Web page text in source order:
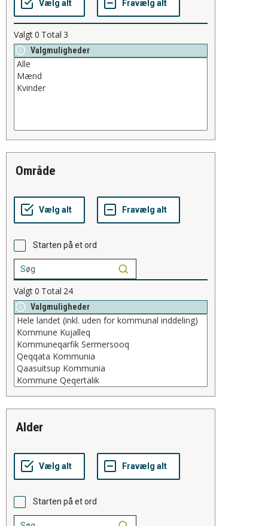
Valgt0 Total 3
Valgmuligheder
område
Starten på et ord
Valgt0 Total 24
Valgmuligheder
alder
Starten på et ord